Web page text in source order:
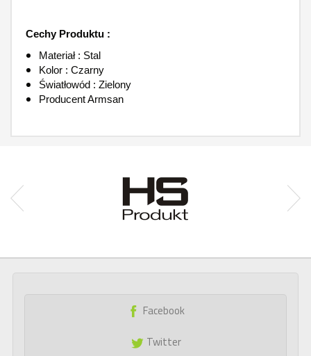
Cechy Produktu :
Materiał : Stal
Kolor : Czarny
Światłowód : Zielony
Producent Armsan
Facebook
Twitter